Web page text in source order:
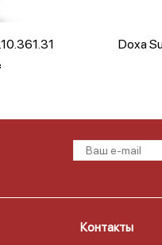
Doxa
Контакты